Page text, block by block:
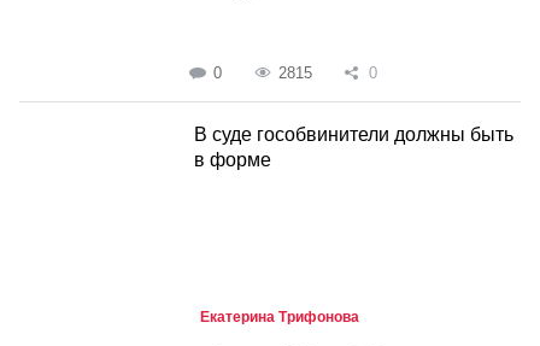
0 2815 0
В суде гособвинители должны быть
в форме
Екатерина Трифонова